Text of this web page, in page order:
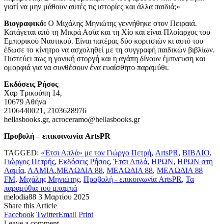
γιατί να μην μάθουν αυτές τις ιστορίες και άλλα παιδιά;»
Βιογραφικό: Ο Μιχάλης Μηνιώτης γεννήθηκε στον Πειραιά.
Κατάγεται από τη Μικρά Ασία και τη Χίο και είναι Πλοίαρχος του
Εμπορικού Ναυτικού. Είναι πατέρας δύο κοριτσιών κι αυτό του
έδωσε το κίνητρο να ασχοληθεί με τη συγγραφή παιδικών βιβλίων.
Πιστεύει πως η γονική στοργή και η αγάπη δίνουν έμπνευση και
ομορφιά για να συνθέσουν ένα ευαίσθητο παραμύθι.
Εκδόσεις Ρήσος
Χαρ Τρικούπη 14,
10679 Αθήνα
2106440021, 2103628976
hellasbooks.gr, acroceramo@hellasbooks.gr
Προβολή – επικοινωνία ArtsPR
TAGGED: «Έτσι Απλά» με τον Γιώργο Πετρή, ArtsPR, ΒΙΒΛΙΟ,
Γιώργος Πετρής, Εκδόσεις Ρήσος,Έτσι Απλά, ΗΡΩΝ, ΗΡΩΝ στη
Λαμία, ΛΑΜΙΑ.ΜΕΛΩΔΙΑ 88, ΜΕΛΩΔΙΑ 88, ΜΕΛΩΔΙΑ 88
FM, Μιχάλης Μηνιώτης, Προβολή - επικοινωνία ArtsPR, Τα
παραμύθια του μπαμπά
melodia88 3 Μαρτίου 2025
Share this Article
Facebook TwitterEmail Print